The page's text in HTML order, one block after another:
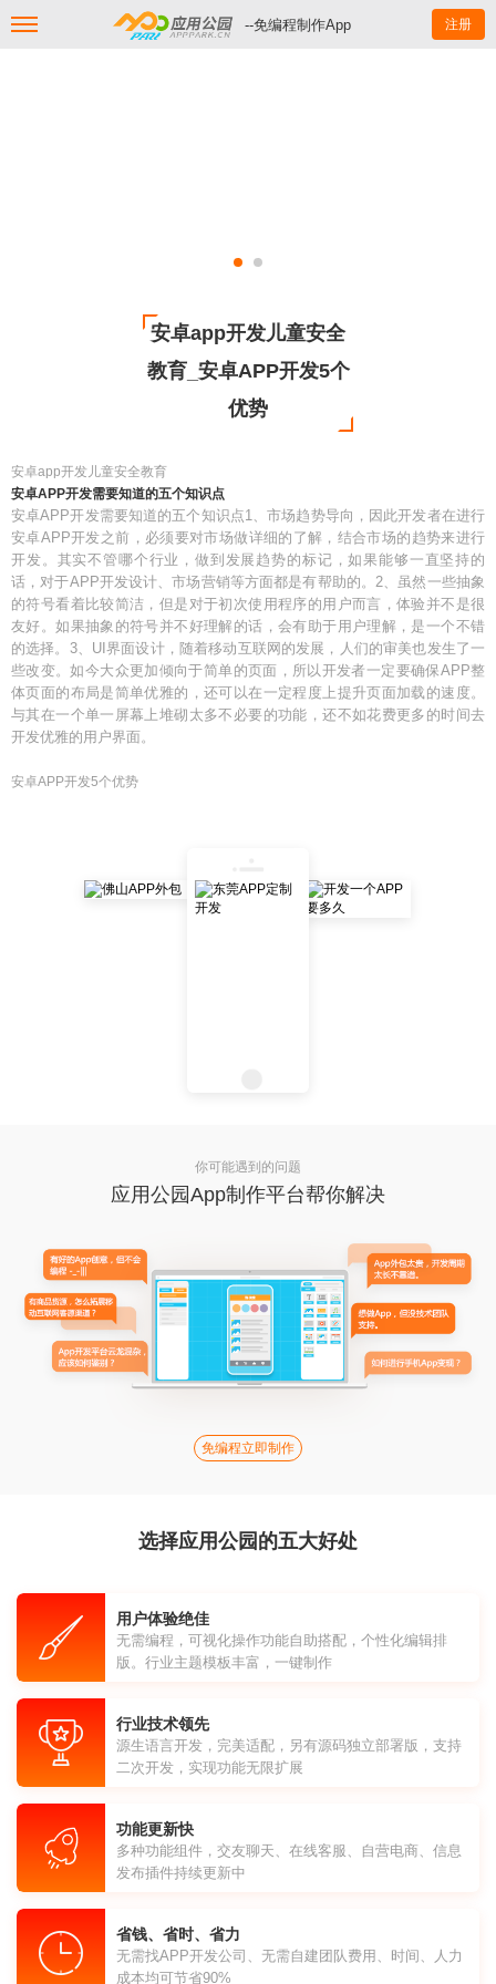
--免编程制作App 注册
安卓app开发儿童安全
教育_安卓APP开发5个
优势
安卓app开发儿童安全教育
安卓APP开发需要知道的五个知识点
安卓APP开发需要知道的五个知识点1、市场趋势导向，因此开发者在进行
安卓APP开发之前，必须要对市场做详细的了解，结合市场的趋势来进行
开发。其实不管哪个行业，做到发展趋势的标记，如果能够一直坚持的
话，对于APP开发设计、市场营销等方面都是有帮助的。2、虽然一些抽象
的符号看着比较简洁，但是对于初次使用程序的用户而言，体验并不是很
友好。如果抽象的符号并不好理解的话，会有助于用户理解，是一个不错
的选择。3、UI界面设计，随着移动互联网的发展，人们的审美也发生了一
些改变。如今大众更加倾向于简单的页面，所以开发者一定要确保APP整
体页面的布局是简单优雅的，还可以在一定程度上提升页面加载的速度。
与其在一个单一屏幕上堆砌太多不必要的功能，还不如花费更多的时间去
开发优雅的用户界面。
安卓APP开发5个优势
你可能遇到的问题
应用公园App制作平台帮你解决
免编程立即制作
选择应用公园的五大好处
用户体验绝佳
无需编程，可视化操作功能自助搭配，个性化编辑排
版。行业主题模板丰富，一键制作
行业技术领先
源生语言开发，完美适配，另有源码独立部署版，支持
二次开发，实现功能无限扩展
功能更新快
多种功能组件，交友聊天、在线客服、自营电商、信息
发布插件持续更新中
省钱、省时、省力
无需找APP开发公司、无需自建团队费用、时间、人力
成本均可节省90%